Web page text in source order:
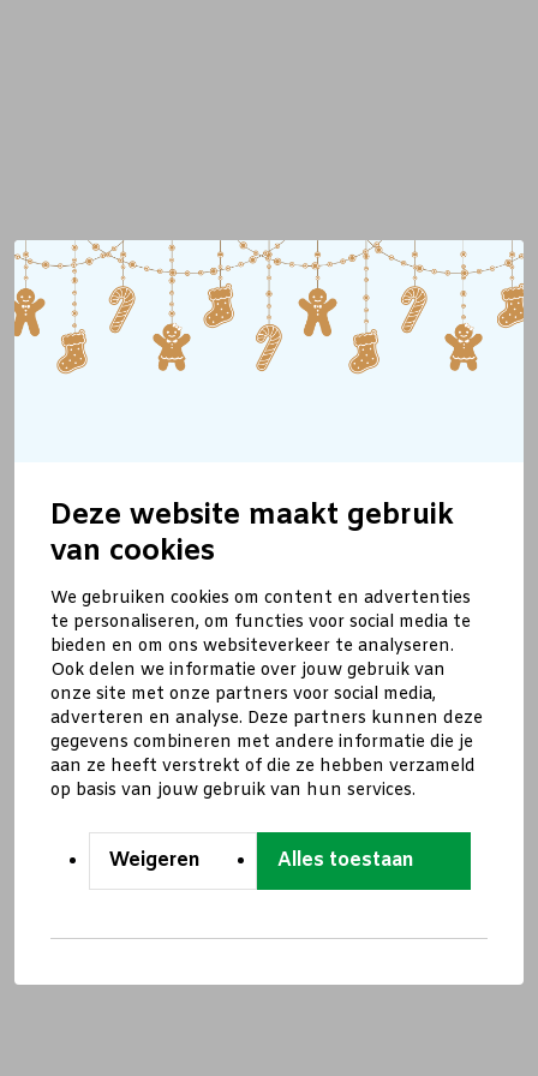
Deze website maakt gebruik
van cookies
We gebruiken cookies om content en advertenties
te personaliseren, om functies voor social media te
bieden en om ons websiteverkeer te analyseren.
Ook delen we informatie over jouw gebruik van
onze site met onze partners voor social media,
adverteren en analyse. Deze partners kunnen deze
gegevens combineren met andere informatie die je
aan ze heeft verstrekt of die ze hebben verzameld
op basis van jouw gebruik van hun services.
Weigeren Alles toestaan